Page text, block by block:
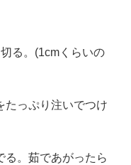
る。(1cmくらいの
っぷり注いでつけ
。茹であがったら